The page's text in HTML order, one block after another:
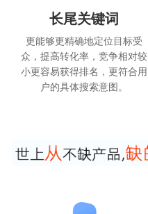
长尾关键词
更能够更精确地定位目标受
众，提高转化率，竞争相对较
小更容易获得排名，更符合用
户的具体搜索意图。